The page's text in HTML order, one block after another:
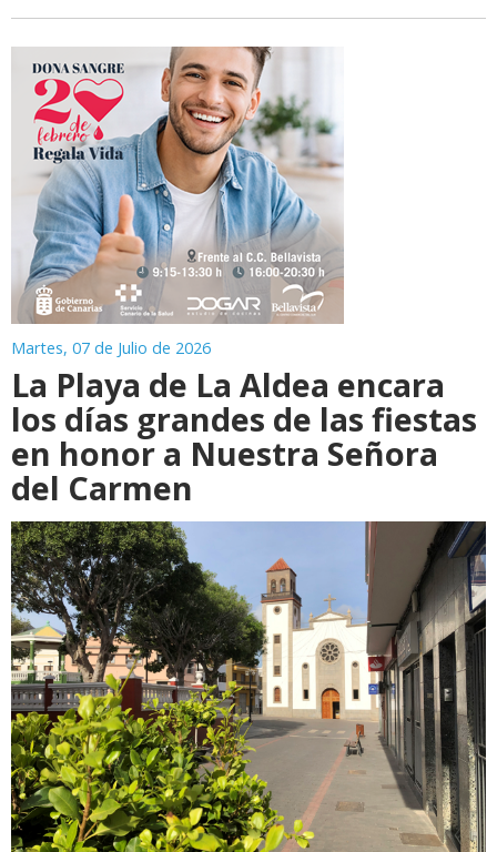
Martes, 07 de Julio de 2026
La Playa de La Aldea encara
los días grandes de las fiestas
en honor a Nuestra Señora
del Carmen